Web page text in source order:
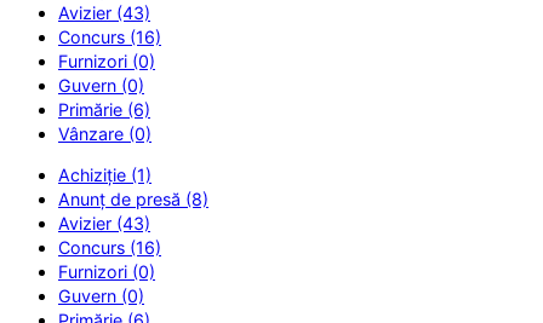
Avizier (43)
Concurs (16)
Furnizori (0)
Guvern (0)
Primărie (6)
Vânzare (0)
Achiziție (1)
Anunț de presă (8)
Avizier (43)
Concurs (16)
Furnizori (0)
Guvern (0)